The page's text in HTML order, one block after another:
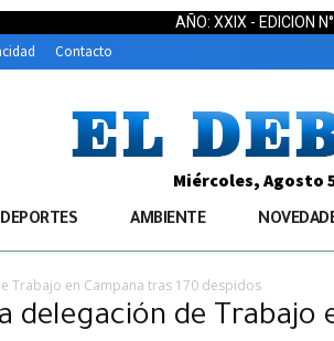
AÑO: XXIX - EDICION
Contacto
Miércoles, Agosto
DEPORTES AMBIENTE
Trabajo en Campana tras 170 despidos
delegación de Trabajo